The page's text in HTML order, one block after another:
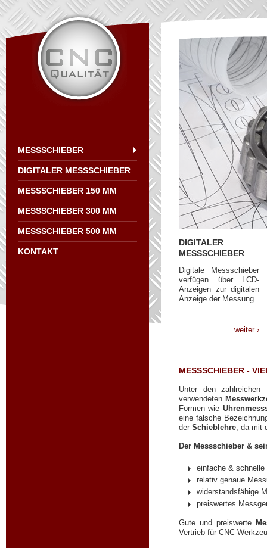
MESSSCHIEBER
DIGITALER MESSSCHIEBER
MESSSCHIEBER 150 MM
MESSSCHIEBER 300 MM
MESSSCHIEBER 500 MM
KONTAKT
DIGITALER
MESSSCHIEBER
Digitale Messschieber
verfügen über LCD-
Anzeigen zur digitalen
Anzeige der Messung.
weiter ›
MESSSCHIEBER -
Unter den
verwendeten
Formen wie
eine falsche
der Schieblehre, da mit
Der Messschieber &
einfache & schnelle
relativ genaue
widerstandsfähige
preiswertes
Gute und preiswerte
Vertrieb für CNC-